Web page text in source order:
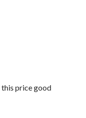
price good